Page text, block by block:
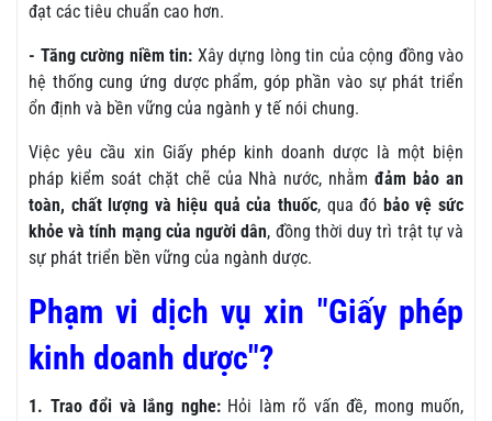
đạt các tiêu chuẩn cao hơn.
- Tăng cường niềm tin: Xây dựng lòng tin của cộng đồng vào
hệ thống cung ứng dược phẩm, góp phần vào sự phát triển
ổn định và bền vững của ngành y tế nói chung.
Việc yêu cầu xin Giấy phép kinh doanh dược là một biện
pháp kiểm soát chặt chẽ của Nhà nước, nhằmđảm bảo an
toàn, chất lượng và hiệu quả của thuốc, qua đó bảo vệ sức
khỏe và tính mạng của người dân, đồng thời duy trì trật tự và
sự phát triển bền vững của ngành dược.
Phạm vi dịch vụ xin "Giấy phép
kinh doanh dược"?
1. Trao đổi và lắng nghe:Hỏi làm rõ vấn đề, mong muốn,